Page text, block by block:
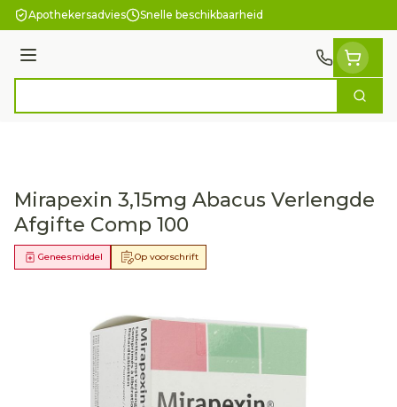
Ga naar de inhoud
Apothekersadvies Snelle beschikbaarheid
Menu
Zoek
Mirapexin 3,15mg Abacus Verlengde
Afgifte Comp 100
Op voorschrift
Geneesmiddel